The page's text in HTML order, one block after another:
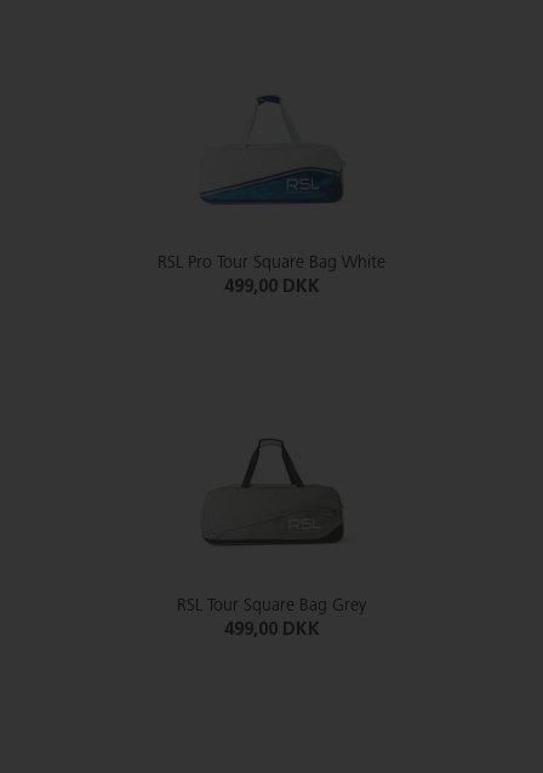
RSL Pro Tour Square Bag White
499,00 DKK
RSL Tour Square Bag Grey
499,00 DKK